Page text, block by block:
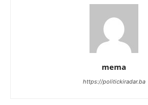
mema
https://politickiradar.ba